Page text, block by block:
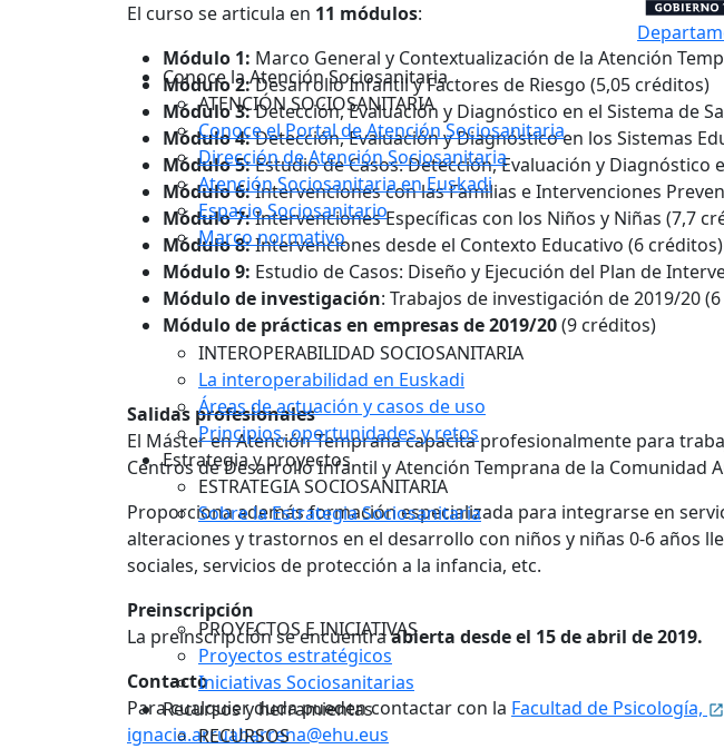
Conoce la Atención Sociosanitaria
ATENCIÓN SOCIOSANITARIA
Conoce el Portal de Atención Sociosanitaria
Dirección de Atención Sociosanitaria
Atención Sociosanitaria en Euskadi
Espacio Sociosanitario
Marco normativo
INTEROPERABILIDAD SOCIOSANITARIA
La interoperabilidad en Euskadi
Áreas de actuación y casos de uso
Principios, oportunidades y retos
Estrategia y proyectos
ESTRATEGIA SOCIOSANITARIA
Sobre la Estrategia Sociosanitaria
PROYECTOS E INICIATIVAS
Proyectos estratégicos
Iniciativas Sociosanitarias
Recursos y herramientas
RECURSOS
El curso se articula en 11 módulos:
Módulo 1: Marco General y Contextualización de la Atención
Módulo 2:Desarrollo Infantil y Factores de Riesgo (5,05 créditos)
Módulo 3:Detección, Evaluación y Diagnóstico en el Sistema de
Módulo 4:Detección, Evaluación y Diagnóstico en los Sistemas
Módulo 5:Estudio de Casos: Detección, Evaluación y
Módulo 6:Intervenciones con las Familias e Intervenciones
Módulo 7:Intervenciones Específicas con los Niños y Niñas (7,7
Módulo 8:Intervenciones desde el Contexto Educativo (6 créditos)
Módulo 9: Estudio de Casos: Diseño y Ejecución del Plan de
Módulo de investigación: Trabajos de investigación de 2019/20
Módulo de prácticas en empresas de 2019/20(9 créditos)
Salidas profesionales
El Máster en Atención Temprana capacita profesionalmente para
Centros de Desarrollo Infantil y Atención Temprana de la Comunidad
Proporciona además formación especializada para integrarse en
alteraciones y trastornos en el desarrollo con niños y niñas 0-6 años
sociales, servicios de protección a la infancia, etc.
Preinscripción
La preinscripción se encuentraabierta desde el 15 de abril de 2019.
Contacto
Para cualquier duda pueden contactar con la Facultad de Psicología,
ignacia.arruabarrena@ehu.eus